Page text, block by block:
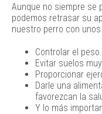
Aunque no siempre se
podemos retrasar su
nuestro perro con
Controlar el peso.
Evitar suelos
Proporcionar
Darle una
favorezcan la
Y lo más